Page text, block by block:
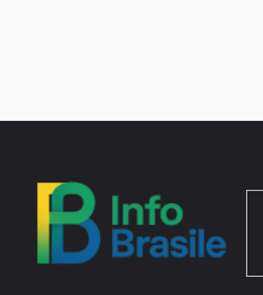
contenuto